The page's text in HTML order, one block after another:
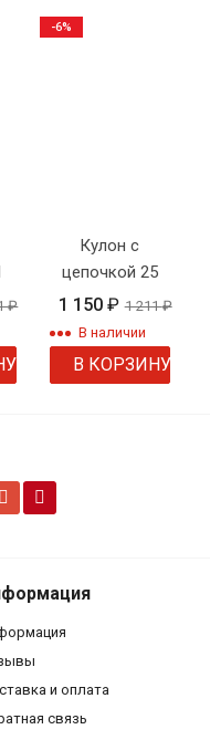
₽
Кулон с
цепочкой 25
1 150 ₽ 1 211₽
В наличии
В КОРЗИНУ
-6%
и оплата
связь